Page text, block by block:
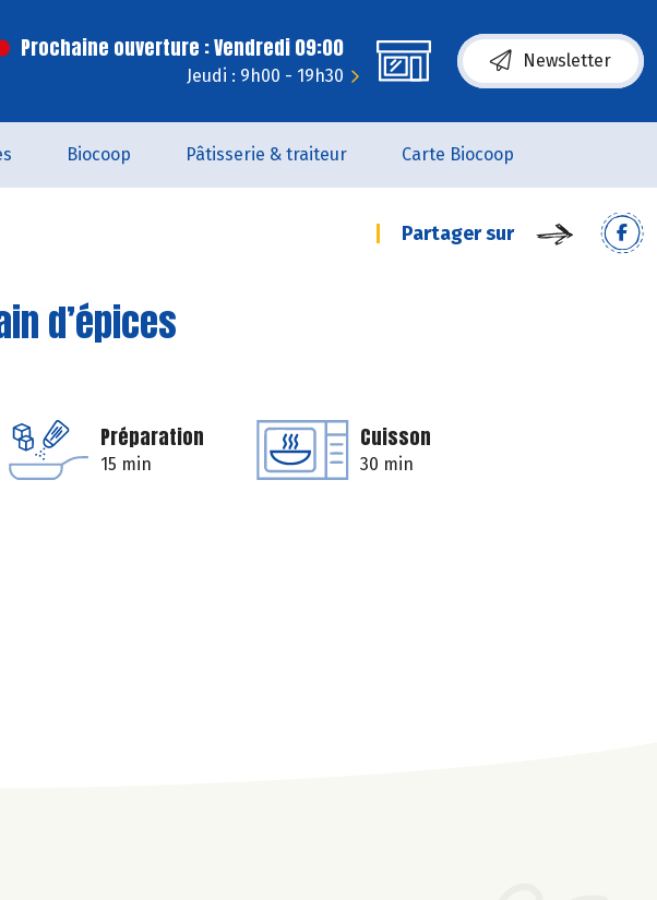
Prochaine ouverture : Vendredi 09:00
Jeudi : 9h00 - 19h30
Newsletter
Biocoop Pâtisserie & traiteur Carte Biocoop
Partager sur
d’épices
Préparation
15 min
Cuisson
30 min